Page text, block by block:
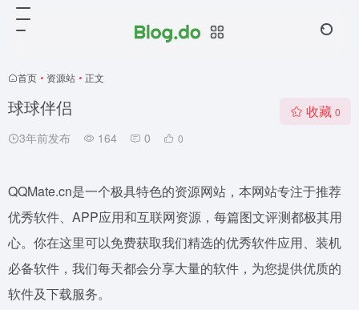
首页 • 资源站 • 正文
球球伴侣
3年前发布 164 0 0
收藏 0
QQMate.cn是一个极具特色的资源网站，本网站专注于推荐
优秀软件、APP应用和互联网资源，每篇图文评测都极其用
心。你在这里可以免费获取我们精选的优秀软件应用、装机
必备软件，我们每天都会分享大量的软件，为您提供优质的
软件及下载服务。